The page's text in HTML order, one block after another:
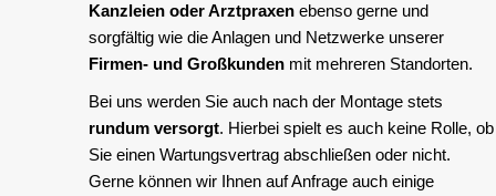
Kanzleien oder Arztpraxen ebenso gerne und
sorgfältig wie die Anlagen und Netzwerke unserer
Firmen- und Großkunden mit mehreren Standorten.
Bei uns werden Sie auch nach der Montage stets
rundum versorgt. Hierbei spielt es auch keine Rolle, ob
Sie einen Wartungsvertrag abschließen oder nicht.
Gerne können wir Ihnen auf Anfrage auch einige